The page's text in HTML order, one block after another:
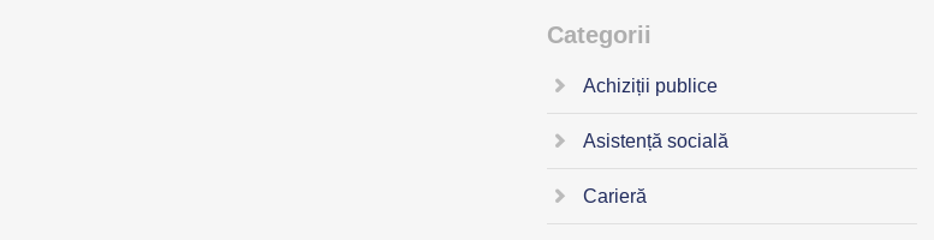
Categorii
Achiziții publice
Asistență socială
Carieră